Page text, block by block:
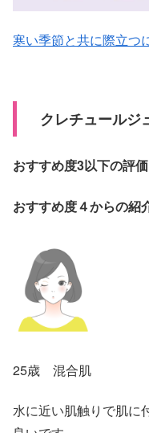
寒い季節と共に際立つ
クレチュールジ
おすすめ度3以下の評
おすすめ度４からの紹
25歳 混合肌
水に近い肌触りで肌に